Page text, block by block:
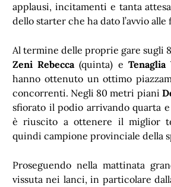
applausi, incitamenti e tanta
dello starter che ha dato l’avvio alle
Al termine delle proprie gare sugli
Zeni Rebecca(quinta) e Tenaglia
hanno ottenuto un ottimo
concorrenti. Negli 80 metri piani
sfiorato il podio arrivando quarta
è riuscito a ottenere il miglior
quindi campione provinciale della
Proseguendo nella mattinata
vissuta nei lanci, in particolare